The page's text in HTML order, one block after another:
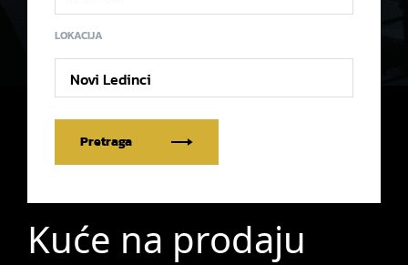
LOKACIJA
Novi Ledinci
Pretraga
Kuće na prodaju